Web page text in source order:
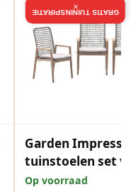
Garden
tuinstoelen set
/ rope
Op voorraad
GRATIS TUININSPIRATIE
×